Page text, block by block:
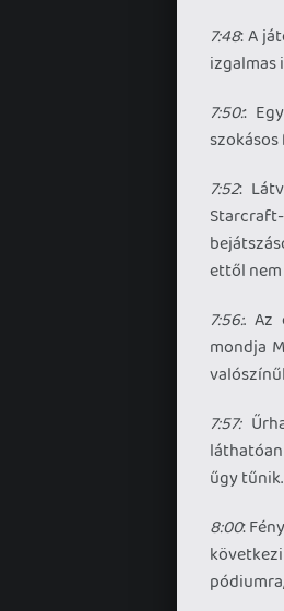
7:48: A
izgalmas
7:50::
7:52:
ettől
7:56:. Az
mondja
7:57:
űgy
8:00: